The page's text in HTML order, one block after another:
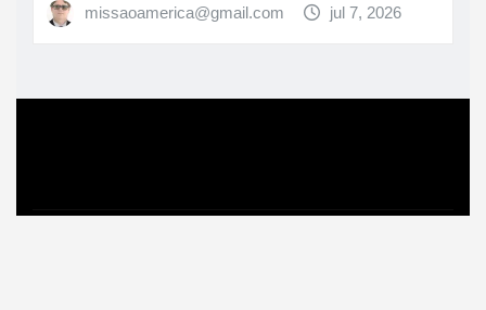
missaoamerica@gmail.com jul 7, 2026